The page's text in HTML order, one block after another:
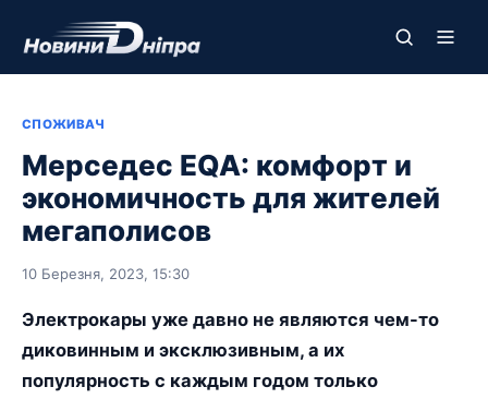
СПОЖИВАЧ
Мерседес EQA: комфорт и
экономичность для жителей
мегаполисов
10 Березня, 2023, 15:30
Электрокары уже давно не являются чем-то
диковинным и эксклюзивным, а их
популярность с каждым годом только